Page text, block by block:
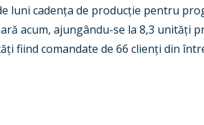
luni cadența de producție pentru
acum, ajungându-se la 8,3 unități
fiind comandate de 66 clienți din